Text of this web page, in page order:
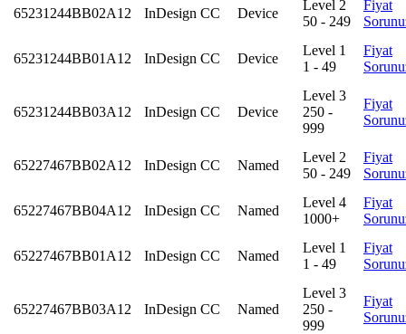
65231244BB02A12 InDesign CC Device
Level 2
50 - 249
Fiyat
65231244BB01A12 InDesign CC Device
Level 1
1 - 49
Fiyat
65231244BB03A12 InDesign CC Device
Level 3
250 -
999
Fiyat
65227467BB02A12 InDesign CC Named
Level 2
50 - 249
Fiyat
65227467BB04A12 InDesign CC Named
Level 4
1000+
Fiyat
65227467BB01A12 InDesign CC Named
Level 1
1 - 49
Fiyat
65227467BB03A12 InDesign CC Named
Level 3
250 -
999
Fiyat